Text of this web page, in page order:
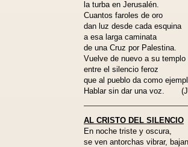
la turba en Jerusalén.
Cuantos faroles de oro
dan luz desde cada esquina
a esa larga caminata
de una Cruz por Palestina.
Vuelve de nuevo a su templo
entre el silencio feroz
que al pueblo da como
Hablar sin dar una voz.
AL CRISTO DEL SILENCIO
En noche triste y oscura,
se ven antorchas vibrar,